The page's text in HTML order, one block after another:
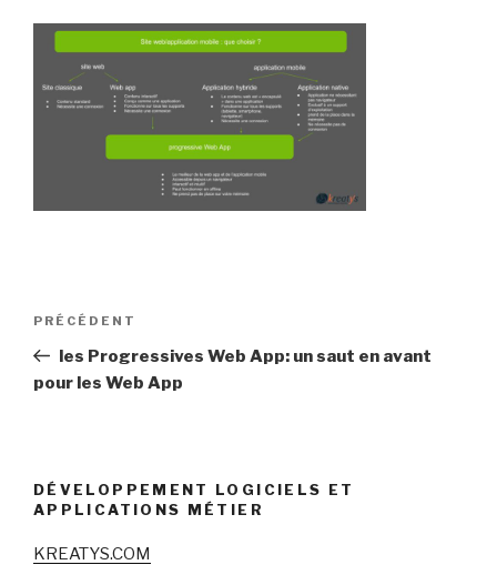
Navigation
l’article
Article
précédent
PRÉCÉDENT
les Progressives Web App: un saut en avant
pour les Web App
DÉVELOPPEMENT LOGICIELS ET
APPLICATIONS MÉTIER
KREATYS.COM